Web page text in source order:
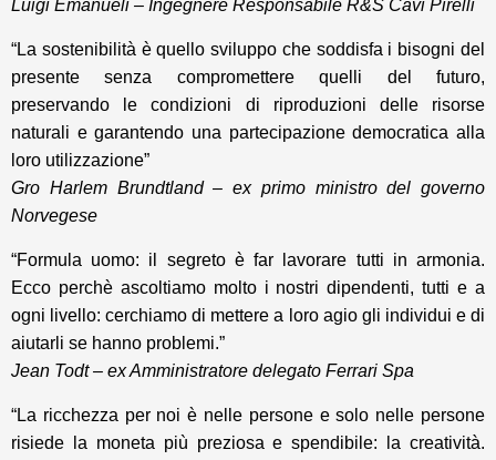
Luigi Emanueli – Ingegnere Responsabile R&S Cavi Pirelli
“La sostenibilità è quello sviluppo che soddisfa i bisogni del
presente senza compromettere quelli del futuro,
preservando le condizioni di riproduzioni delle risorse
naturali e garantendo una partecipazione democratica alla
loro utilizzazione”
Gro Harlem Brundtland – ex primo ministro del governo
Norvegese
“Formula uomo: il segreto è far lavorare tutti in armonia.
Ecco perchè ascoltiamo molto i nostri dipendenti, tutti e a
ogni livello: cerchiamo di mettere a loro agio gli individui e di
aiutarli se hanno problemi.”
Jean Todt – ex Amministratore delegato Ferrari Spa
“La ricchezza per noi è nelle persone e solo nelle persone
risiede la moneta più preziosa e spendibile: la creatività.